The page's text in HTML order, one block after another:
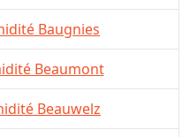
Baugnies
Beaumont
Beauwelz